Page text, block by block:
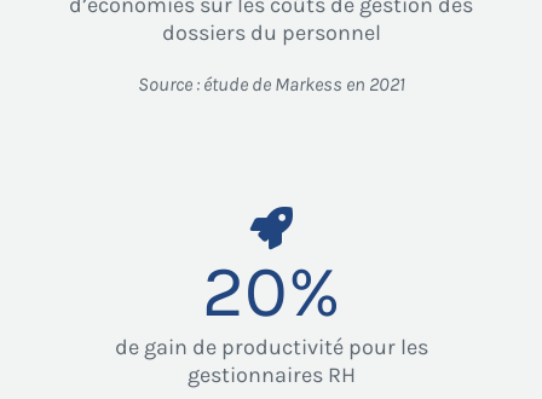
d’économies sur les coûts de gestion des
dossiers du personnel
Source : étude de Markess en 2021
20%
de gain de productivité pour les
gestionnaires RH